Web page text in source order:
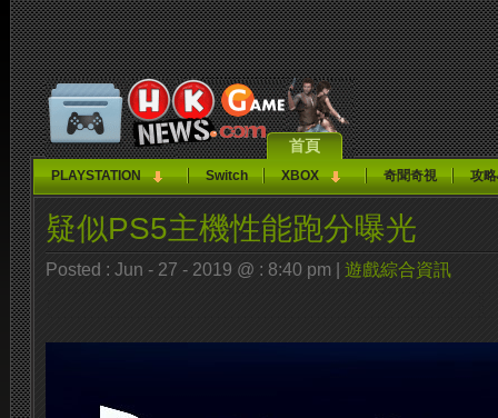
首頁
PLAYSTATION Switch XBOX 奇聞奇視 攻
疑似PS5主機性能跑分曝光
Posted : Jun - 27 - 2019 @ : 8:40 pm | 遊戲綜合資訊